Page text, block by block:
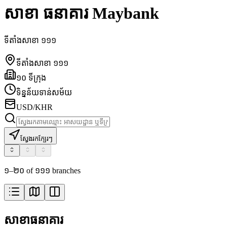
សាខា ធនាគារ Maybank
ទីតាំងសាខា ១១១
ទីតាំងសាខា ១១១
១០ ទីក្រុង
ទិន្នន័យទាន់សម័យ
USD/KHR
ស្វែងរកក្បែរៗ
១–២០ of ១១១ branches
សាខាធនាគារ